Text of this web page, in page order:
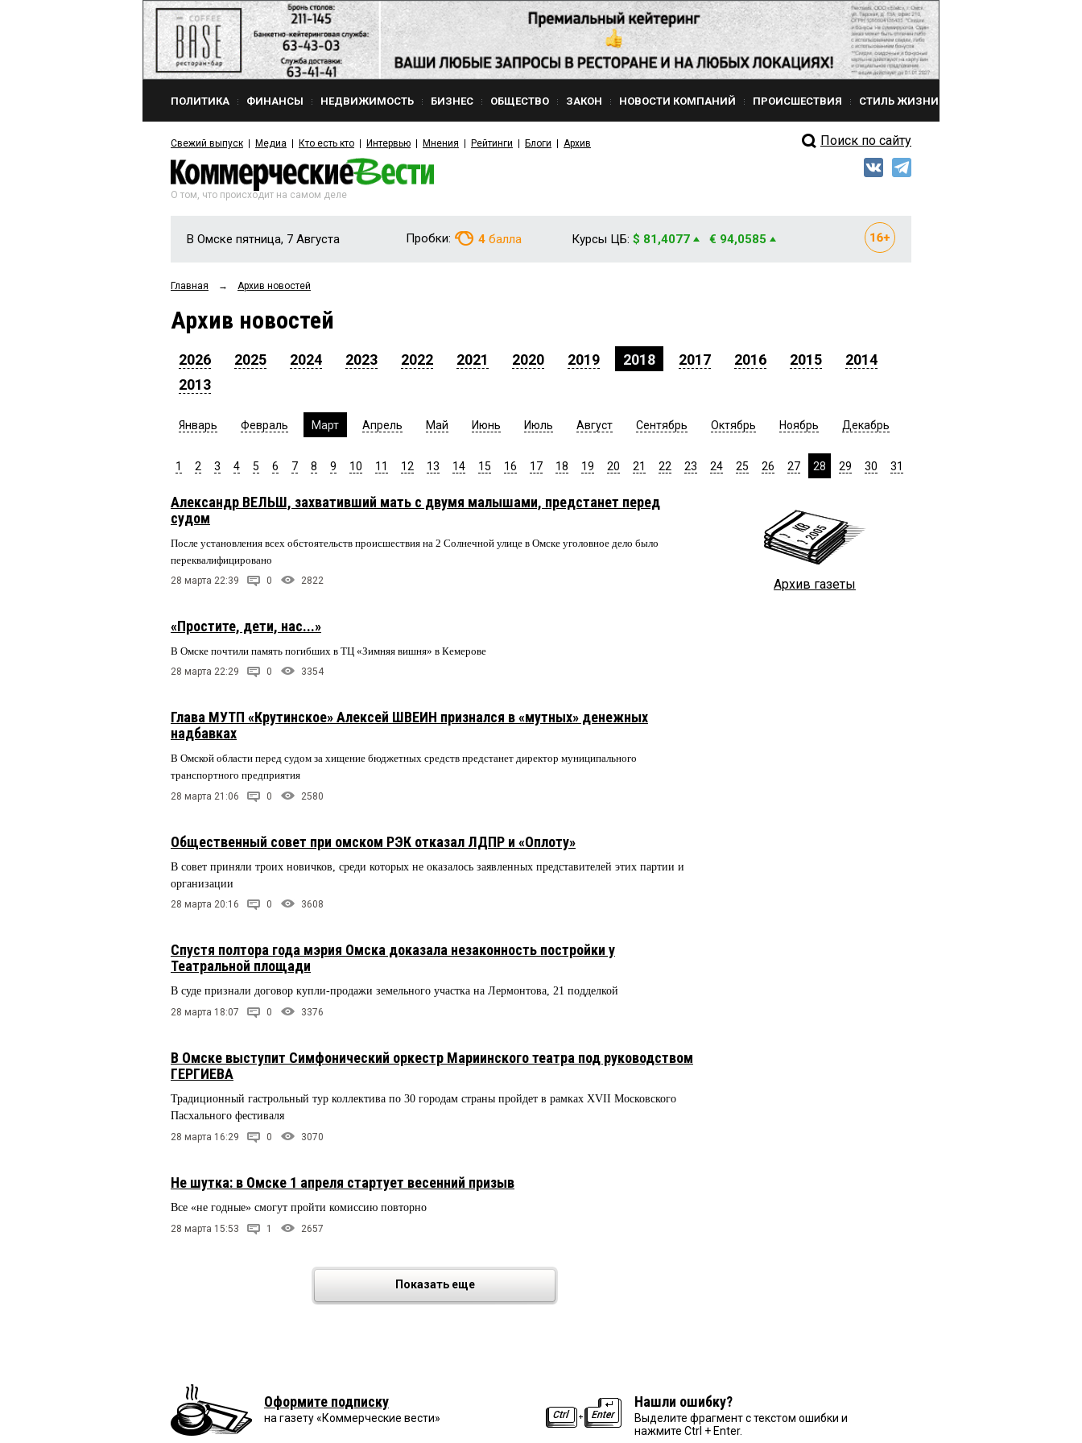
ПОЛИТИКА ФИНАНСЫ НЕДВИЖИМОСТЬ БИЗНЕС ОБЩЕСТВО ЗАКОН НОВОСТИ КОМПАНИЙ ПРОИСШЕСТВИЯ СТИЛЬ ЖИЗНИ
Свежий выпуск Медиа Кто есть кто Интервью Мнения Рейтинги Блоги Архив Поиск по сайту
О том, что происходит на самом деле
В Омске пятница, 7 Августа Пробки: 4 балла Курсы ЦБ: $ 81,4077 € 94,0585
Главная → Архив новостей
Архив новостей
2026 2025 2024 2023 2022 2021 2020 2019 2018 2017 2016 2015
2014
2013
Январь Февраль Март Апрель Май Июнь Июль Август Сентябрь Октябрь Ноябрь Декабрь
1 2 3 4 5 6 7 8 9 10 11 12 13 14 15 16 17 18 19 20 21 22 23 24 25 26 27 28 29 30 31
Александр ВЕЛЬШ, захвативший мать с двумя малышами, предстанет перед
судом
После установления всех обстоятельств происшествия на 2 Солнечной улице в Омске уголовное дело было
переквалифицировано
28 марта 22:39 0 2822
«Простите, дети, нас...»
В Омске почтили память погибших в ТЦ «Зимняя вишня» в Кемерове
28 марта 22:29 0 3354
Глава МУТП «Крутинское» Алексей ШВЕИН признался в «мутных» денежных
надбавках
В Омской области перед судом за хищение бюджетных средств предстанет директор муниципального
транспортного предприятия
28 марта 21:06 0 2580
Общественный совет при омском РЭК отказал ЛДПР и «Оплоту»
В совет приняли троих новичков, среди которых не оказалось заявленных представителей этих партии и
организации
28 марта 20:16 0 3608
Спустя полтора года мэрия Омска доказала незаконность постройки у
Театральной площади
В суде признали договор купли-продажи земельного участка на Лермонтова, 21 подделкой
28 марта 18:07 0 3376
В Омске выступит Симфонический оркестр Мариинского театра под руководством
ГЕРГИЕВА
Традиционный гастрольный тур коллектива по 30 городам страны пройдет в рамках XVII Московского
Пасхального фестиваля
28 марта 16:29 0 3070
Не шутка: в Омске 1 апреля стартует весенний призыв
Все «не годные» смогут пройти комиссию повторно
28 марта 15:53 1 2657
Показать еще
Архив газеты
Оформите подписку
на газету «Коммерческие вести»
Нашли ошибку?
Выделите фрагмент с текстом ошибки и
нажмите Ctrl + Enter.